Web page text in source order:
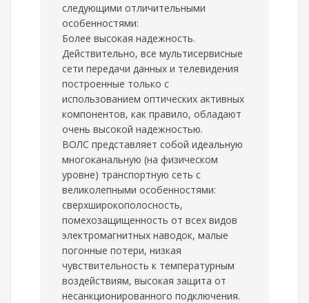
следующими отличительными
особенностями:
Более высокая надежность.
Действительно, все мультисервисные
сети передачи данных и телевидения
построенные только с
использованием оптических активных
компонентов, как правило, обладают
очень высокой надежностью.
ВОЛС представляет собой идеальную
многоканальную (на физическом
уровне) транспортную сеть с
великолепными особенностями:
сверхширокополосность,
помехозащищенность от всех видов
электромагнитных наводок, малые
погонные потери, низкая
чувствительность к температурным
воздействиям, высокая защита от
несанкционированного подключения.